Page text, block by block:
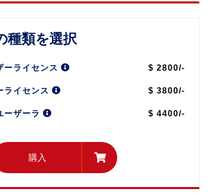
種類を選択
ーライセンス $ 2800/-
ライセンス $ 3800/-
ーザーラ $ 4400/-
購入